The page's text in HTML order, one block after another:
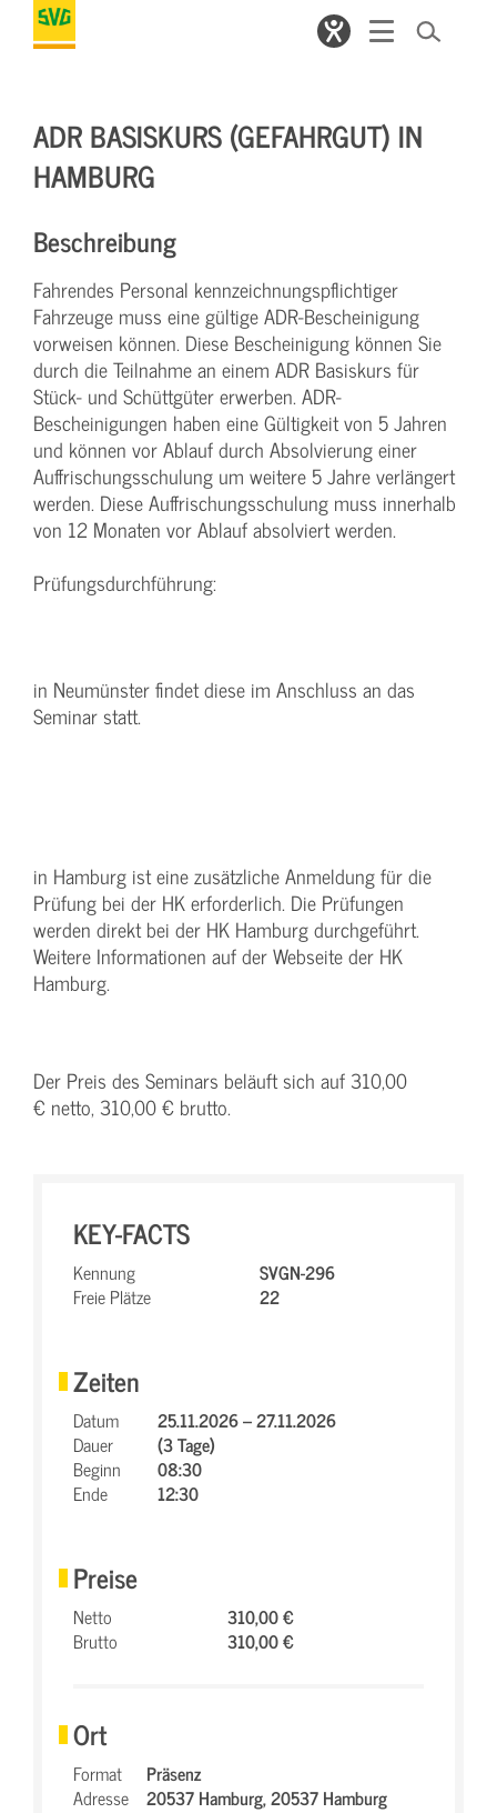
ADR BASISKURS (GEFAHRGUT) IN
HAMBURG
Beschreibung
Fahrendes Personal kennzeichnungspflichtiger
Fahrzeuge muss eine gültige ADR-Bescheinigung
vorweisen können. Diese Bescheinigung können Sie
durch die Teilnahme an einem ADR Basiskurs für
Stück- und Schüttgüter erwerben. ADR-
Bescheinigungen haben eine Gültigkeit von 5 Jahren
und können vor Ablauf durch Absolvierung einer
Auffrischungsschulung um weitere 5 Jahre verlängert
werden. Diese Auffrischungsschulung muss innerhalb
von 12 Monaten vor Ablauf absolviert werden.
Prüfungsdurchführung:
in Neumünster findet diese im Anschluss an das
Seminar statt.
in Hamburg ist eine zusätzliche Anmeldung für die
Prüfung bei der HK erforderlich. Die Prüfungen
werden direkt bei der HK Hamburg durchgeführt.
Weitere Informationen auf der Webseite der HK
Hamburg.
Der Preis des Seminars beläuft sich auf 310,00
€ netto, 310,00 € brutto.
KEY-FACTS
Kennung
SVGN-296
Freie Plätze
22
Zeiten
Datum
25.11.2026 – 27.11.2026
Dauer
(3 Tage)
Beginn
08:30
Ende
12:30
Preise
Netto
310,00 €
Brutto
310,00 €
Ort
Format
Präsenz
Adresse
20537 Hamburg,20537 Hamburg